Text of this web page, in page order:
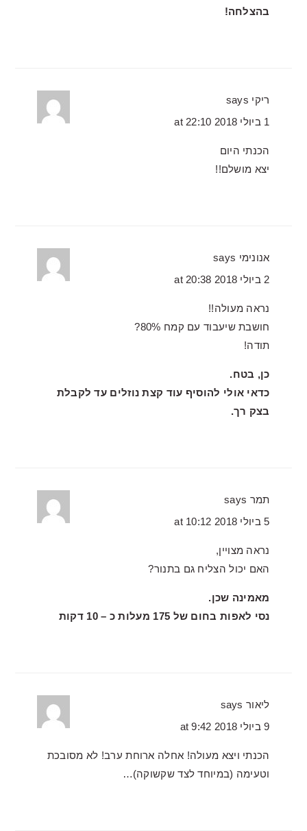
בהצלחה!
ריקי says
1 ביולי 2018 at 22:10
הכנתי היום
יצא מושלם!!
אנונימי says
2 ביולי 2018 at 20:38
נראה מעולה!!
חושבת שיעבוד עם קמח 80%?
תודה!
כן, בטח.
כדאי אולי להוסיף עוד קצת נוזלים עד לקבלת
בצק רך.
תמר says
5 ביולי 2018 at 10:12
נראה מצויין,
האם יכול הצליח גם בתנור?
מאמינה שכן.
נסי לאפות בחום של 175 מעלות כ – 10 דקות
ליאור says
9 ביולי 2018 at 9:42
הכנתי ויצא מעולה! אחלה ארוחת ערב! לא מסובכת
וטעימה (במיוחד לצד שקשוקה)…